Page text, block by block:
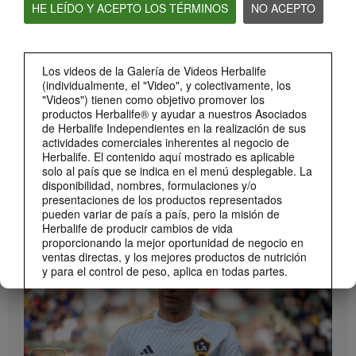
HE LEÍDO Y ACEPTO LOS TÉRMINOS NO ACEPTO
Los videos de la Galería de Videos Herbalife
(individualmente, el "Video", y colectivamente, los
"Videos") tienen como objetivo promover los
productos Herbalife® y ayudar a nuestros Asociados
de Herbalife Independientes en la realización de sus
actividades comerciales inherentes al negocio de
Herbalife. El contenido aquí mostrado es aplicable
solo al país que se indica en el menú desplegable. La
disponibilidad, nombres, formulaciones y/o
presentaciones de los productos representados
pueden variar de país a país, pero la misión de
Herbalife de producir cambios de vida
proporcionando la mejor oportunidad de negocio en
ventas directas, y los mejores productos de nutrición
y para el control de peso, aplica en todas partes.
Los Videos podrían incluir las experiencias del
volumen de ventas acumulado, o reseñas de
ingresos adquiridos, de Asociados de Herbalife
Independientes de diferentes niveles del Plan de
Ventas y Mercadeo en diversos países. Estos
2:20
Cómo tomar Bioniq GO
Descubre las diferentes formas de usar Bioniq GO.
MARCA Y PATROCINIOS Ver Todos